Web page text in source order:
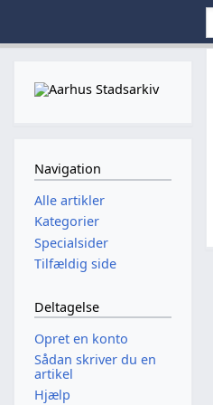
Navigation
Alle artikler
Kategorier
Specialsider
Tilfældig side
Deltagelse
Opret en konto
Sådan skriver du en
artikel
Hjælp